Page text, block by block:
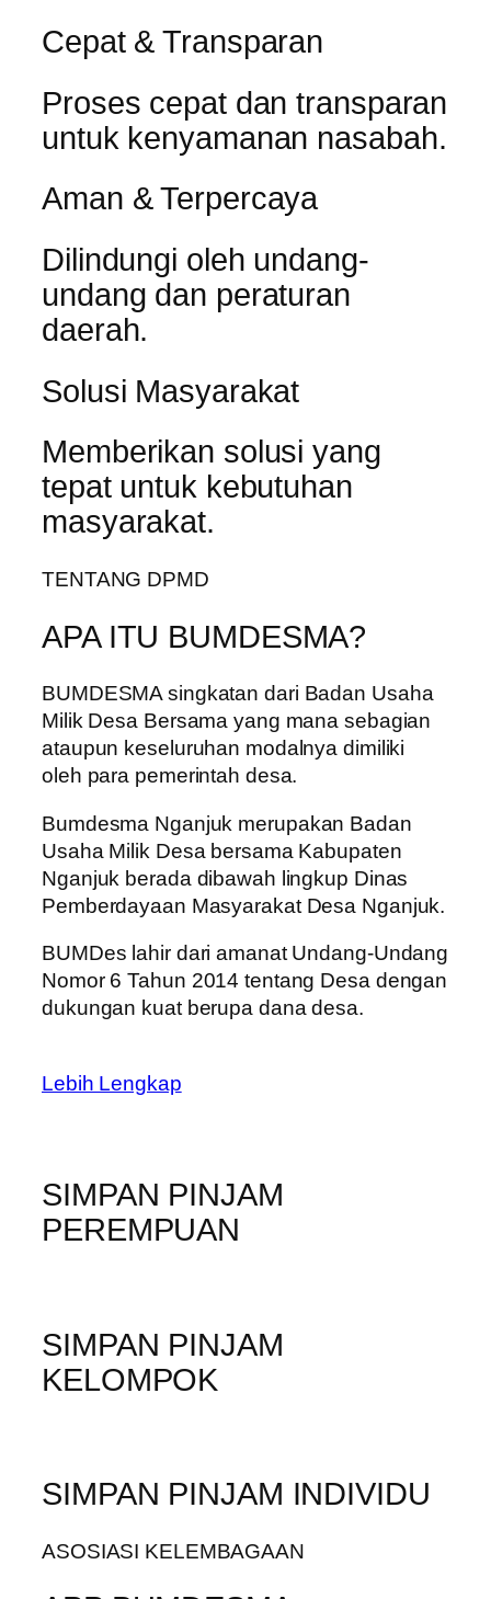
Cepat & Transparan
Proses cepat dan transparan
untuk kenyamanan nasabah.
Aman & Terpercaya
Dilindungi oleh undang-
undang dan peraturan
daerah.
Solusi Masyarakat
Memberikan solusi yang
tepat untuk kebutuhan
masyarakat.
TENTANG DPMD
APA ITU BUMDESMA?
BUMDESMA singkatan dari Badan Usaha
Milik Desa Bersama yang mana sebagian
ataupun keseluruhan modalnya dimiliki
oleh para pemerintah desa.
Bumdesma Nganjuk merupakan Badan
Usaha Milik Desa bersama Kabupaten
Nganjuk berada dibawah lingkup Dinas
Pemberdayaan Masyarakat Desa Nganjuk.
BUMDes lahir dari amanat Undang-Undang
Nomor 6 Tahun 2014 tentang Desa dengan
dukungan kuat berupa dana desa.
Lebih Lengkap
SIMPAN PINJAM
PEREMPUAN
SIMPAN PINJAM
KELOMPOK
SIMPAN PINJAM INDIVIDU
ASOSIASI KELEMBAGAAN